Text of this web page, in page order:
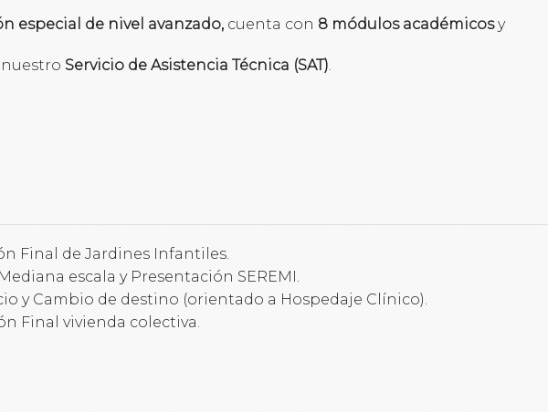
especial de nivel avanzado, cuenta con 8 módulos académicosy
Servicio de Asistencia Técnica (SAT).
Final de Jardines Infantiles.
escala y Presentación SEREMI.
y Cambio de destino (orientado a Hospedaje Clínico).
Final vivienda colectiva.